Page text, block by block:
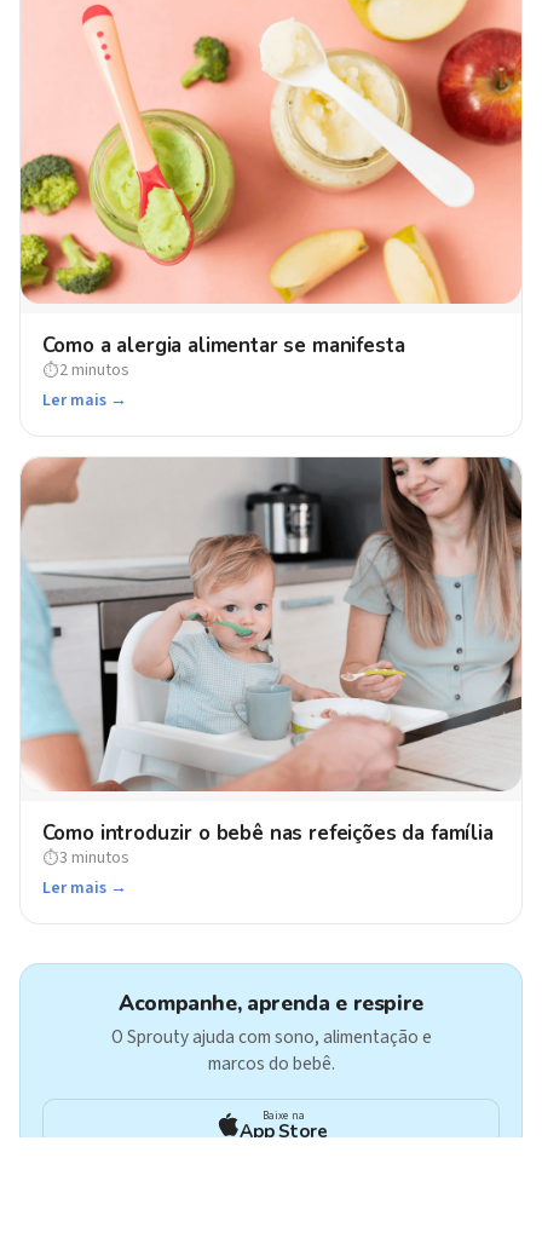
Como a alergia alimentar se manifesta
⏱2 minutos
Ler mais →
Como introduzir o bebê nas refeições da família
⏱3 minutos
Ler mais →
Acompanhe, aprenda e respire
O Sprouty ajuda com sono, alimentação e
marcos do bebê.
Baixe na
App Store